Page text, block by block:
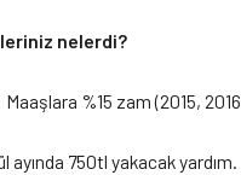
nelerdi?
%15 zam (2015, 2016
ayında 750tl yakacak yardım.